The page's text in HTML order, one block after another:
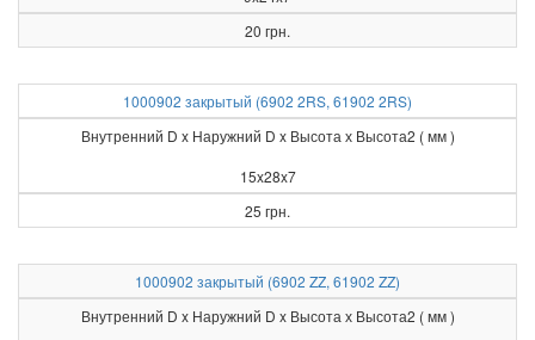
20 грн.
1000902 закрытый (6902 2RS, 61902 2RS)
Внутренний D x Наружний D x Высота х Высота2 ( мм )
15x28x7
25 грн.
1000902 закрытый (6902 ZZ, 61902 ZZ)
Внутренний D x Наружний D x Высота х Высота2 ( мм )